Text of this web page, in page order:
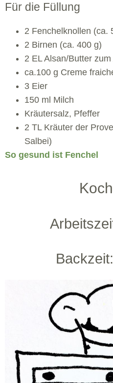
Für die Füllung
2 Fenchelknollen (ca.
2 Birnen (ca. 400 g)
2 EL Alsan/Butter
ca.100 g Creme
3 Eier
150 ml Milch
Kräutersalz, Pfeffer
2 TL Kräuter der
Salbei)
So gesund ist Fenchel